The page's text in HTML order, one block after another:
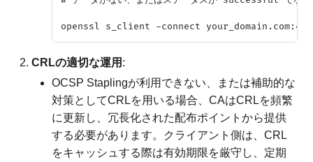
CRLの適切な運用 :
OCSP Staplingが利用できない、または補助的な
対策としてCRLを用いる場合、CAはCRLを頻繁
に更新し、冗長化された配布ポイントから提供
する必要があります。クライアント側は、CRL
をキャッシュする際は有効期限を厳守し、定期